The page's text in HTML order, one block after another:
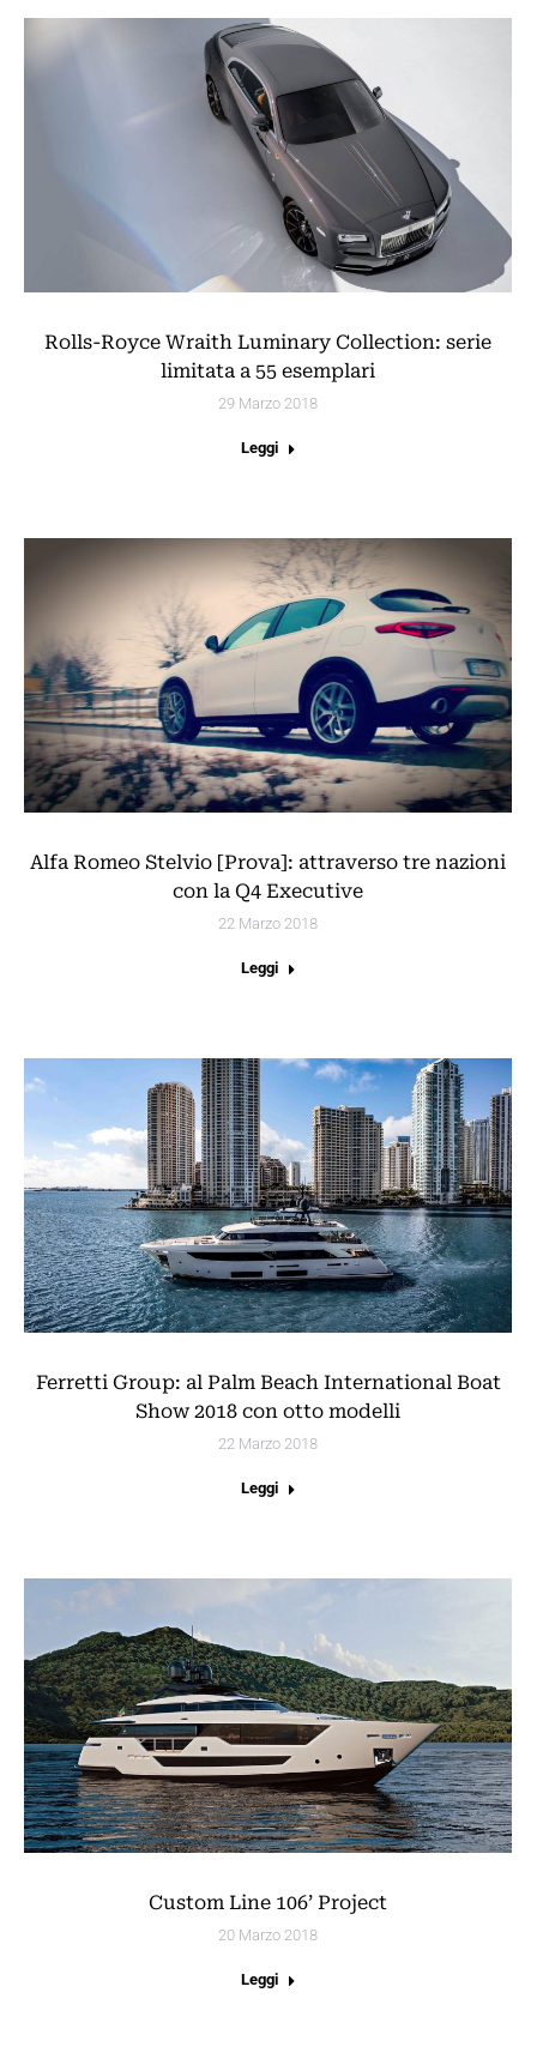
Rolls-Royce Wraith Luminary Collection: serie
limitata a 55 esemplari
29 Marzo 2018
Leggi
Alfa Romeo Stelvio [Prova]: attraverso tre nazioni
con la Q4 Executive
22 Marzo 2018
Leggi
Ferretti Group: al Palm Beach International Boat
Show 2018 con otto modelli
22 Marzo 2018
Leggi
Custom Line 106’ Project
20 Marzo 2018
Leggi